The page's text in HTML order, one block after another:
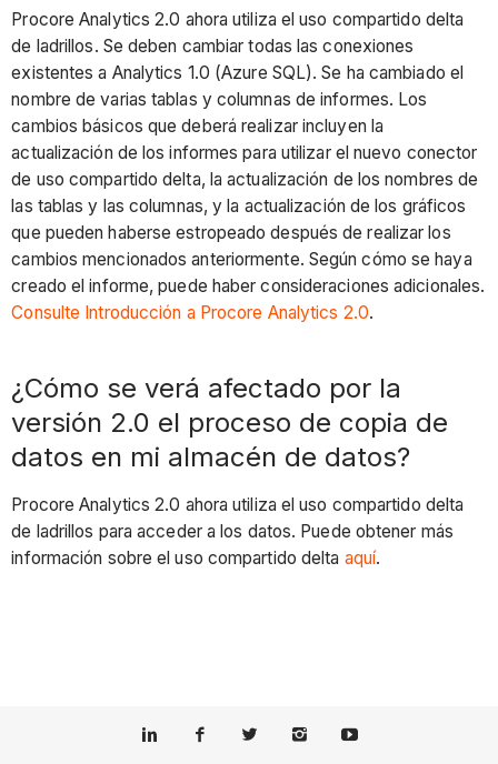
Procore Analytics 2.0 ahora utiliza el uso compartido delta
de ladrillos. Se deben cambiar todas las conexiones
existentes a Analytics 1.0 (Azure SQL). Se ha cambiado el
nombre de varias tablas y columnas de informes. Los
cambios básicos que deberá realizar incluyen la
actualización de los informes para utilizar el nuevo conector
de uso compartido delta, la actualización de los nombres de
las tablas y las columnas, y la actualización de los gráficos
que pueden haberse estropeado después de realizar los
cambios mencionados anteriormente. Según cómo se haya
creado el informe, puede haber consideraciones adicionales.
Consulte Introducción a Procore Analytics 2.0.
¿Cómo se verá afectado por la
versión 2.0 el proceso de copia de
datos en mi almacén de datos?
Procore Analytics 2.0 ahora utiliza el uso compartido delta
de ladrillos para acceder a los datos. Puede obtener más
información sobre el uso compartido delta aquí.